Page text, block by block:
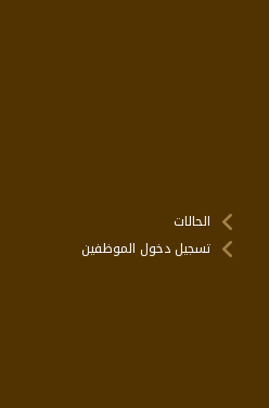
الحالات
تسجيل دخول الموظفين